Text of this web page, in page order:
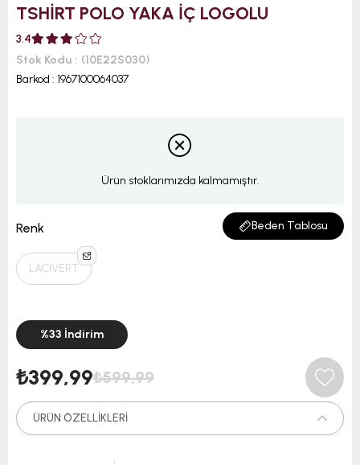
TSHİRT POLO YAKA İÇ LOGOLU
3.4
Stok Kodu
(10E22S030)
Barkod : 1967100064037
Ürün stoklarımızda kalmamıştır.
Renk Beden Tablosu
LACİVERT
%33 İndirim
₺599,99
₺399,99
ÜRÜN ÖZELLIKLERI